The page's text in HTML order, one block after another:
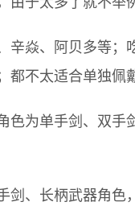
由于太多了就不举
辛焱、阿贝多等；
不太适合单独佩
色为单手剑、双
、长柄武器角色